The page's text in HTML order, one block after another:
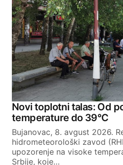
Novi toplotni talas: Od
temperature do 39°C
Bujanovac, 8. avgust 2026.
hidrometeorološki zavod
upozorenje na visoke
Srbije, koje…